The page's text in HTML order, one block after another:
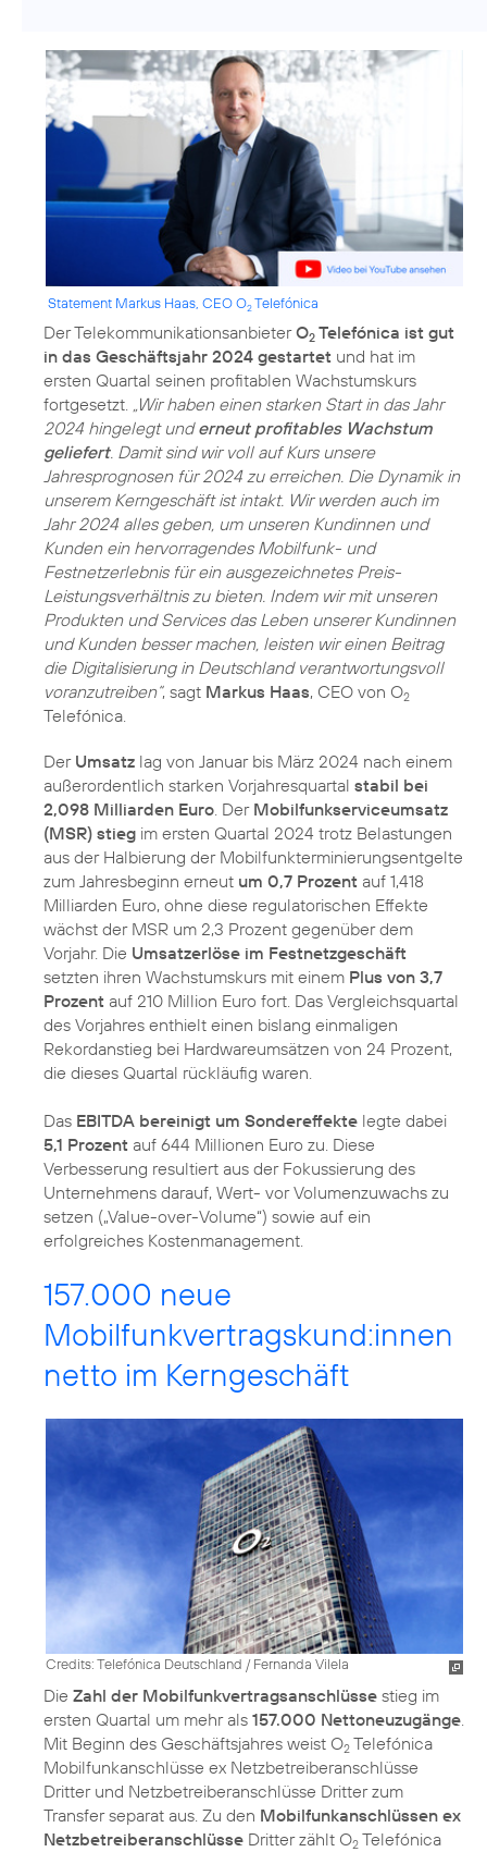
Statement Markus Haas, CEO O2Telefónica
Der TelekommunikationsanbieterO2 Telefónica ist gut
in das Geschäftsjahr 2024 gestartet und hat im
ersten Quartal seinen profitablen Wachstumskurs
fortgesetzt.
„Wir haben einen starken Start in das Jahr
2024 hingelegt underneut profitables Wachstum
geliefert. Damit sind wir voll auf Kurs unsere
Jahresprognosen für 2024 zu erreichen. Die Dynamik in
unserem Kerngeschäft ist intakt. Wir werden auch im
Jahr 2024 alles geben, um unseren Kundinnen und
Kunden ein hervorragendes Mobilfunk- und
Festnetzerlebnis für ein ausgezeichnetes Preis-
Leistungsverhältnis zu bieten. Indem wir mit unseren
Produkten und Services das Leben unserer Kundinnen
und Kunden besser machen, leisten wir einen Beitrag
die Digitalisierung in Deutschland verantwortungsvoll
voranzutreiben“, sagt Markus Haas, CEO von O2
Telefónica.
Der Umsatz lag von Januar bis März 2024 nach einem
außerordentlich starken Vorjahresquartal stabil bei
2,098 Milliarden Euro . Der Mobilfunkserviceumsatz
(MSR) stieg im ersten Quartal 2024 trotz Belastungen
aus der Halbierung der Mobilfunkterminierungsentgelte
zum Jahresbeginn erneut um 0,7 Prozent auf 1,418
Milliarden Euro, ohne diese regulatorischen Effekte
wächst der MSR um 2,3 Prozent gegenüber dem
Vorjahr. Die Umsatzerlöse im Festnetzgeschäft
setzten ihren Wachstumskurs mit einem Plus von 3,7
Prozent auf 210 Million Euro fort. Das Vergleichsquartal
des Vorjahres enthielt einen bislang einmaligen
Rekordanstieg bei Hardwareumsätzen von 24 Prozent,
die dieses Quartal rückläufig waren.
Das EBITDA bereinigt um Sondereffekte legte dabei
5,1 Prozent auf 644 Millionen Euro zu. Diese
Verbesserung resultiert aus der Fokussierung des
Unternehmens darauf, Wert- vor Volumenzuwachs zu
setzen („Value-over-Volume“) sowie auf ein
erfolgreiches Kostenmanagement.
157.000 neue
Mobilfunkvertragskund:innen
netto im Kerngeschäft
Credits: Telefónica Deutschland / Fernanda Vilela
Die Zahl der Mobilfunkvertragsanschlüsse stieg im
ersten Quartal um mehr als 157.000 Nettoneuzugänge.
Mit Beginn des Geschäftsjahres weist O2 Telefónica
Mobilfunkanschlüsse ex Netzbetreiberanschlüsse
Dritter und Netzbetreiberanschlüsse Dritter zum
Transfer separat aus. Zu den Mobilfunkanschlüssen ex
Netzbetreiberanschlüsse Dritter zählt O2 Telefónica